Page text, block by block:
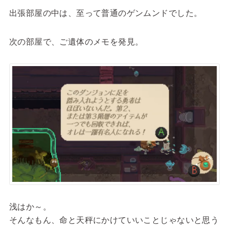
出張部屋の中は、至って普通のゲンムンドでした。
次の部屋で、ご遺体のメモを発見。
浅はか～。
そんなもん、命と天秤にかけていいことじゃないと思う